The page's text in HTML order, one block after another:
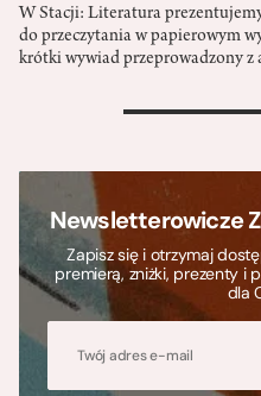
W Stacji: Literatura
do przeczytania w papierowym
krótki wywiad przeprowadzony z
>
Newsletterowicze
Zapisz się i otrzymaj
premierą, zniżki, prezenty i
dla